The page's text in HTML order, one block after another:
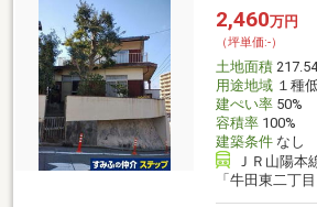
探しをお手伝いします ━━━━━・・・物件
気軽にお問い合わせください。2,460万円
（坪単価:-）
土地面積
用途地域１種
建ぺい率50%
容積率100%
建築条件なし
ＪＲ山陽本
「牛田東二丁